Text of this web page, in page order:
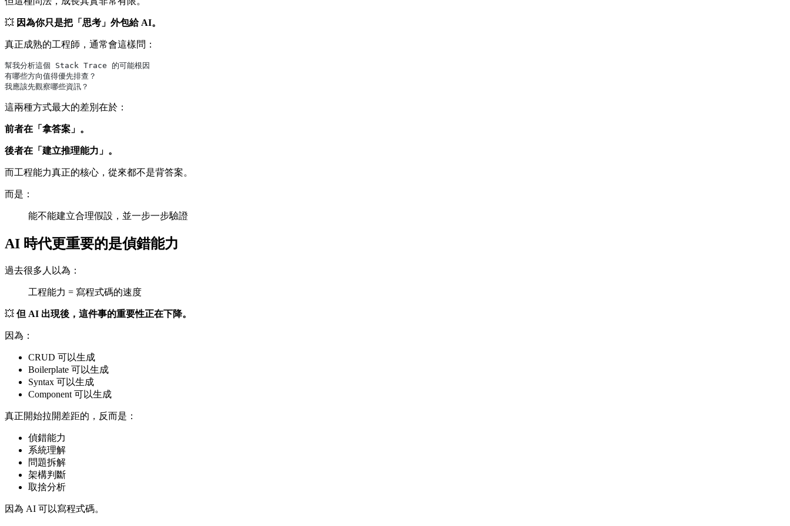
💥 因為你只是把「思考」外包給 AI。
真正成熟的工程師，通常會這樣問：
幫我分析這個 Stack Trace 的可能根因
有哪些方向值得優先排查？
我應該先觀察哪些資訊？
這兩種方式最大的差別在於：
前者在「拿答案」。
後者在「建立推理能力」。
而工程能力真正的核心，從來都不是背答案。
而是：
能不能建立合理假設，並一步一步驗證
AI 時代更重要的是偵錯能力
過去很多人以為：
工程能力 = 寫程式碼的速度
💥 但 AI 出現後，這件事的重要性正在下降。
因為：
CRUD 可以生成
Boilerplate 可以生成
Syntax 可以生成
Component 可以生成
真正開始拉開差距的，反而是：
偵錯能力
系統理解
問題拆解
架構判斷
取捨分析
因為 AI 可以寫程式碼。